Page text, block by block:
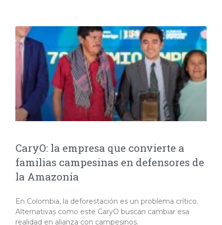
CaryO: la empresa que convierte a
familias campesinas en defensores de
la Amazonía
En Colombia, la deforestación es un problema crítico.
Alternativas como este CaryO buscan cambiar esa
realidad en alianza con campesinos.